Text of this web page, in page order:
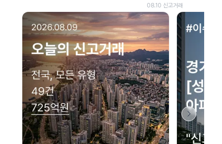
네이버 지도 연결 안내
현재 네이버 지도 연결이 원활하지 않아 지도를 불러올 수 없습니다.
이용에 불편을 드려 죄송합니다.
다시 시도